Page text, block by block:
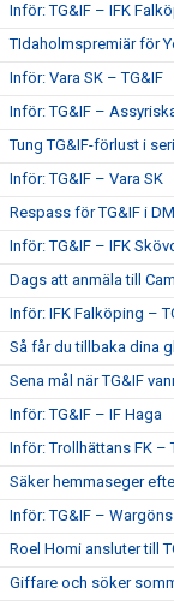
Inför: TG&IF – IFK
TIdaholmspremiär för
Inför: Vara SK – TG&IF
Inför: TG&IF –
Tung TG&IF-förlust i
Inför: TG&IF – Vara SK
Respass för TG&IF i
Inför: TG&IF – IFK
Dags att anmäla till
Inför: IFK Falköping –
Så får du tillbaka dina
Sena mål när TG&IF
Inför: TG&IF – IF Haga
Inför: Trollhättans FK –
Säker hemmaseger
Inför: TG&IF – Wargöns
Roel Homi ansluter till
Giffare och söker